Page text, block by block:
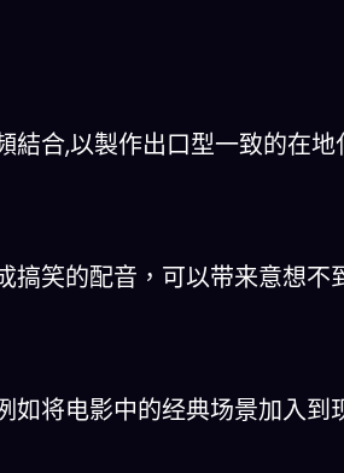
合,以製作出口型一致的在地
搞笑的配音，可以带来意想不
如将电影中的经典场景加入
湯的完美晚餐組合,以後免除晚餐吃
立即下載